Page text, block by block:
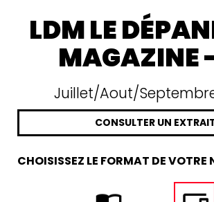
LDM LE
MAGAZINE
Juillet/Aout/
CONSULTER UN
CHOISISSEZ LE FORMAT DE VOTRE